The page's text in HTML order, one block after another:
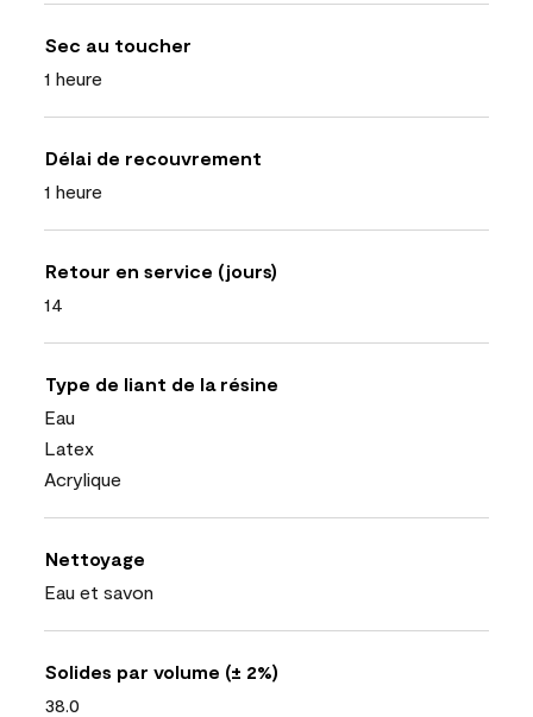
Sec au toucher
1 heure
Délai de recouvrement
1 heure
Retour en service (jours)
14
Type de liant de la résine
Eau
Latex
Acrylique
Nettoyage
Eau et savon
Solides par volume (± 2%)
38.0